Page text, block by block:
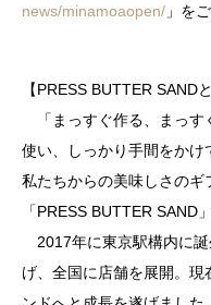
news/minamoaopen/ 」を
【PRESS BUTTER SANDと
「まっすぐ作る、まっす
使い、しっかり手間をかけ
私たちからの美味しさの
「PRESS BUTTER SAND
2017年に東京駅構内に
げ、全国に店舗を展開。